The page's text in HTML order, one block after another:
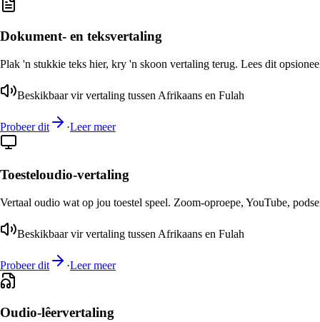
Dokument- en teksvertaling
Plak 'n stukkie teks hier, kry 'n skoon vertaling terug. Lees dit
Beskikbaar vir vertaling tussen Afrikaans en Fulah
Probeer dit ·Leer meer
Toesteloudio-vertaling
Vertaal oudio wat op jou toestel speel. Zoom-oproepe, YouTube,
Beskikbaar vir vertaling tussen Afrikaans en Fulah
Probeer dit ·Leer meer
Oudio-lêervertaling